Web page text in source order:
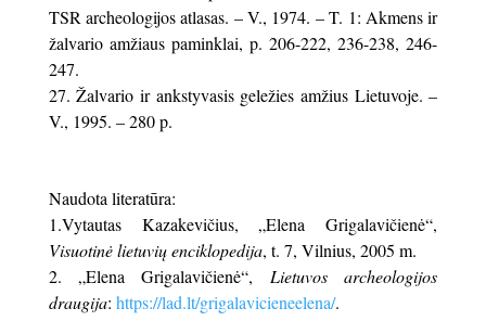
TSR archeologijos atlasas. – V., 1974. – T. 1: Akmens ir
žalvario amžiaus paminklai, p. 206-222, 236-238, 246-
247.
Žalvario ir ankstyvasis geležies amžius Lietuvoje. –
V., 1995. – 280 p.
Naudota literatūra:
1.Vytautas Kazakevičius, „Elena Grigalavičienė“,
Visuotinė lietuvių enciklopedija, t. 7, Vilnius, 2005 m.
2. „Elena Grigalavičienė“, Lietuvos archeologijos
draugija: https://lad.lt/grigalavicieneelena/.